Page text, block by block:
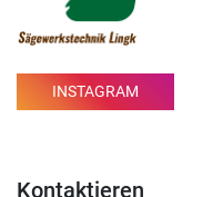
INSTAGRAM
Kontaktieren